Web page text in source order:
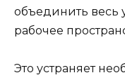
объединить весь
рабочее
Это устраняет